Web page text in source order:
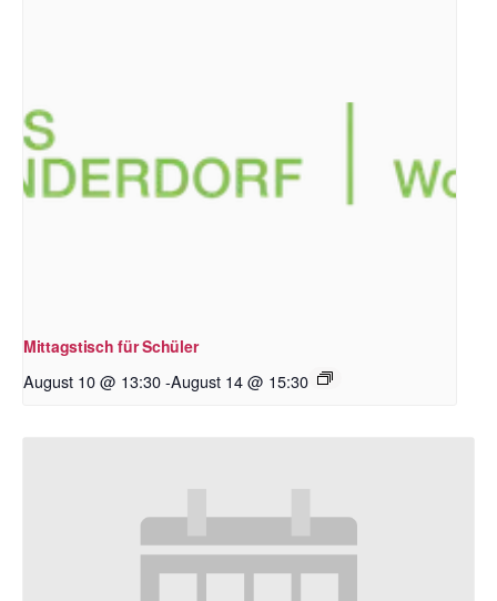
Mittagstisch für Schüler
August 10 @ 13:30-August 14 @ 15:30